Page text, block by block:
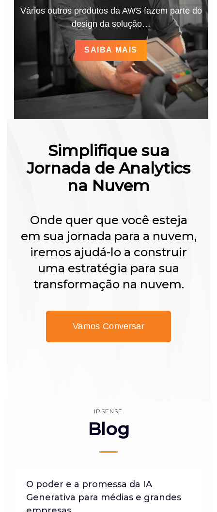
Vários outros produtos da AWS fazem parte do
design da solução…
SAIBA MAIS
Simplifique sua
Jornada de Analytics
na Nuvem
Onde quer que você esteja
em sua jornada para a nuvem,
iremos ajudá-lo a construir
uma estratégia para sua
transformação na nuvem.
Vamos Conversar
IPSENSE
Blog
O poder e a promessa da IA
Generativa para médias e grandes